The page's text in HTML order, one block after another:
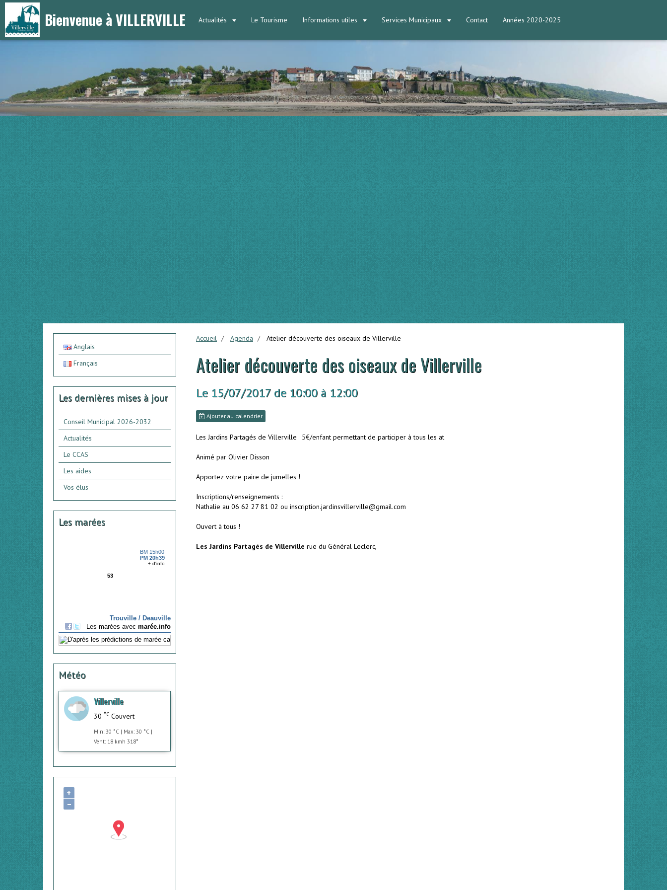
Bienvenue à VILLERVILLE Actualités Le Tourisme Informations utiles Services Municipaux Contact Années 2020-2025
Accueil Agenda Atelier découverte des oiseaux de Villerville
Atelier découverte des oiseaux de Villerville
Le 15/07/2017 de 10:00 à 12:00
Ajouter au calendrier
Les Jardins Partagés de Villerville 5€/enfant permettant de participer à tous les at
Animé par Olivier Disson
Apportez votre paire de jumelles !
Inscriptions/renseignements :
Nathalie au 06 62 27 81 02 ou inscription.jardinsvillerville@gmail.com
Ouvert à tous !
Les Jardins Partagés de Villerville rue du Général Leclerc,
Anglais
Français
Les dernières mises à jour
Conseil Municipal 2026-2032
Actualités
Le CCAS
Les aides
Vos élus
Les marées
Météo
Villerville
30 °C Couvert
Min: 30 °C | Max: 30 °C |
Vent: 18 kmh 318°
+
−